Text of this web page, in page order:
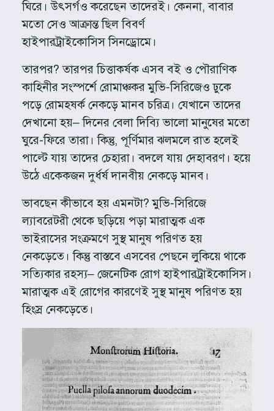
ঘিরে। উৎসর্গও করেছেন তাদেরই। কেননা, বাবার
মতো সেও আক্রান্ত ছিল বিবর্ণ
হাইপারট্রাইকোসিস সিনড্রোমে।
তারপর? তারপর চিত্তাকর্ষক এসব বই ও পৌরাণিক
কাহিনীর সংস্পর্শে রোমাঞ্চকর মুভি-সিরিজেও ঢুকে
পড়ে রোমহষর্ক নেকড়ে মানব চরিত্র। যেখানে তাদের
দেখানো হয়– দিনের বেলা দিব্যি ভালো মানুষের মতো
ঘুরে-ফিরে তারা। কিন্তু, পূর্ণিমার ঝলমলে রাত হলেই
পাল্টে যায় তাদের চেহারা। বদলে যায় দেহাবরণ। হয়ে
উঠে একেকজন দুর্ধর্ষ দানবীয় নেকড়ে মানব।
ভাবছেন কীভাবে হয় এমনটা? মুভি-সিরিজে
ল্যাবরেটরী থেকে ছড়িয়ে পড়া মারাত্মক এক
ভাইরাসের সংক্রমণে সুস্থ মানুষ পরিণত হয়
নেকড়েতে। কিন্তু বাস্তবে এসবের পেছনে লুকিয়ে থাকে
সত্যিকার রহস্য– জেনেটিক রোগ হাইপারট্রাইকোসিস।
মারাত্মক এই রোগের কারণেই সুস্থ মানুষ পরিণত হয়
হিংস্র নেকড়েতে।